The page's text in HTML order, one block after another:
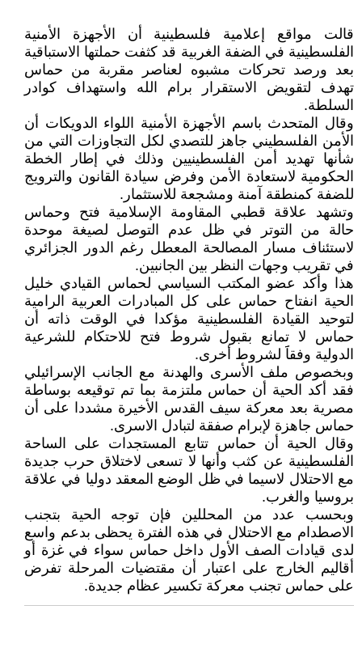
قالت مواقع إعلامية فلسطينية أن الأجهزة الأمنية
الفلسطينية في الضفة الغربية قد كثفت حملتها الاستباقية
بعد ورصد تحركات مشبوه لعناصر مقربة من حماس
تهدف لتقويض الاستقرار برام الله واستهداف كوادر
السلطة.
وقال المتحدث باسم الأجهزة الأمنية اللواء الدويكات أن
الأمن الفلسطيني جاهز للتصدي لكل التجاوزات التي من
شأنها تهديد أمن الفلسطينيين وذلك في إطار الخطة
الحكومية لاستعادة الأمن وفرض سيادة القانون والترويج
للضفة كمنطقة آمنة ومشجعة للاستثمار.
وتشهد علاقة قطبي المقاومة الإسلامية فتح وحماس
حالة من التوتر في ظل عدم التوصل لصيغة موحدة
لاستئناف مسار المصالحة المعطل رغم الدور الجزائري
في تقريب وجهات النظر بين الجانبين.
هذا وأكد عضو المكتب السياسي لحماس القيادي خليل
الحية انفتاح حماس على كل المبادرات العربية الرامية
لتوحيد القيادة الفلسطينية مؤكدا في الوقت ذاته أن
حماس لا تمانع بقبول شروط فتح للاحتكام للشرعية
الدولية وفقاََ لشروط أخرى.
وبخصوص ملف الأسرى والهدنة مع الجانب الإسرائيلي
فقد أكد الحية أن حماس ملتزمة بما تم توقيعه بوساطة
مصرية بعد معركة سيف القدس الأخيرة مشددا على أن
حماس جاهزة لإبرام صفقة لتبادل الاسرى.
وقال الحية أن حماس تتابع المستجدات على الساحة
الفلسطينية عن كثب وأنها لا تسعى لاختلاق حرب جديدة
مع الاحتلال لاسيما في ظل الوضع المعقد دوليا في علاقة
بروسيا والغرب.
وبحسب عدد من المحللين فإن توجه الحية بتجنب
الاصطدام مع الاحتلال في هذه الفترة يحظى بدعم واسع
لدى قيادات الصف الأول داخل حماس سواء في غزة أو
أقاليم الخارج على اعتبار أن مقتضيات المرحلة تفرض
على حماس تجنب معركة تكسير عظام جديدة.